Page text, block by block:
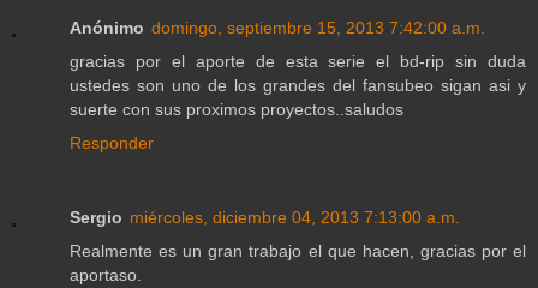
Anónimo domingo, septiembre 15, 2013 7:42:00 a.m.
gracias por el aporte de esta serie el bd-rip sin duda
ustedes son uno de los grandes del fansubeo sigan asi y
suerte con sus proximos proyectos..saludos
Responder
Sergio miércoles, diciembre 04, 2013 7:13:00 a.m.
Realmente es un gran trabajo el que hacen, gracias por el
aportaso.